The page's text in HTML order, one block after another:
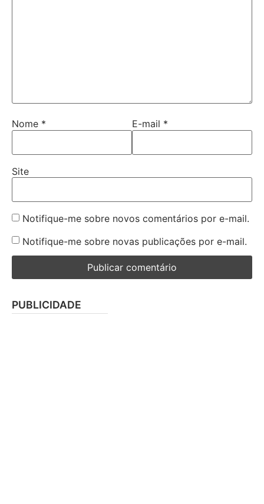
Nome * E-mail *
Site
Notifique-me sobre novos comentários por e-mail.
Notifique-me sobre novas publicações por e-mail.
PUBLICIDADE